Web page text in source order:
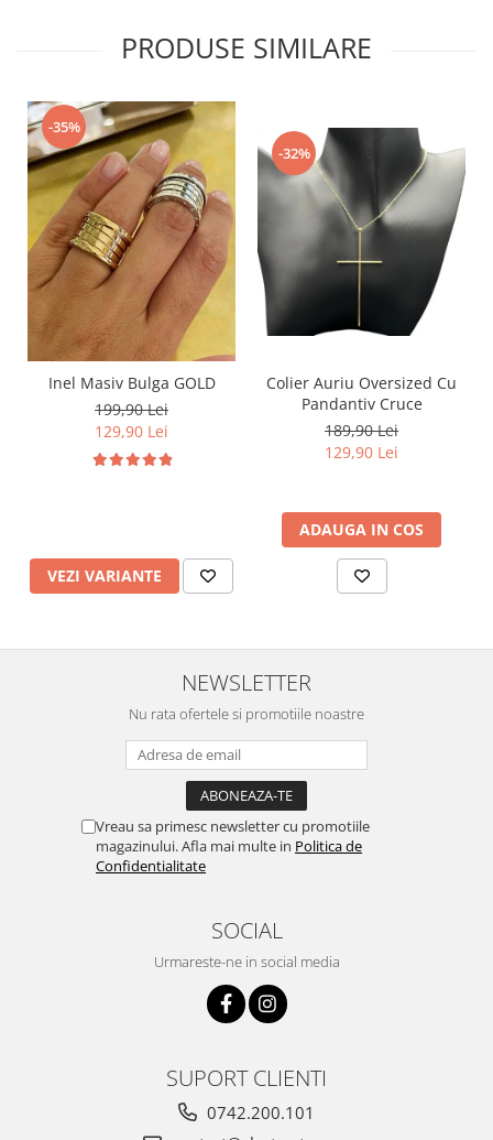
PRODUSE SIMILARE
-35%
Inel Masiv Bulga GOLD
199,90 Lei
129,90 Lei
VEZI VARIANTE
-32%
Colier Auriu Oversized Cu
Pandantiv Cruce
189,90 Lei
129,90 Lei
ADAUGA IN COS
NEWSLETTER
Nu rata ofertele si promotiile noastre
Vreau sa primesc newsletter cu promotiile
magazinului. Afla mai multe in Politica de
Confidentialitate
SOCIAL
Urmareste-ne in social media
SUPORT CLIENTI
0742.200.101